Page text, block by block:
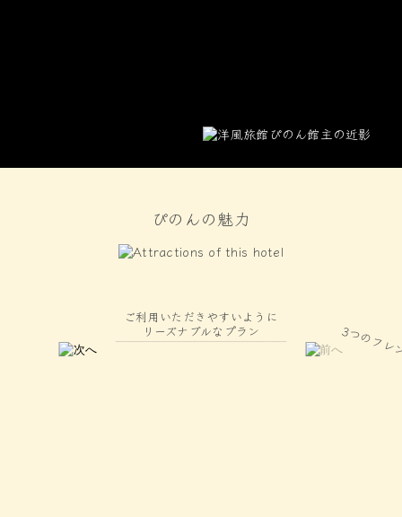
ぴのんの魅力
ご利用いただきやすいように
リーズナブルなプラン 3つのフレンチ風懐石